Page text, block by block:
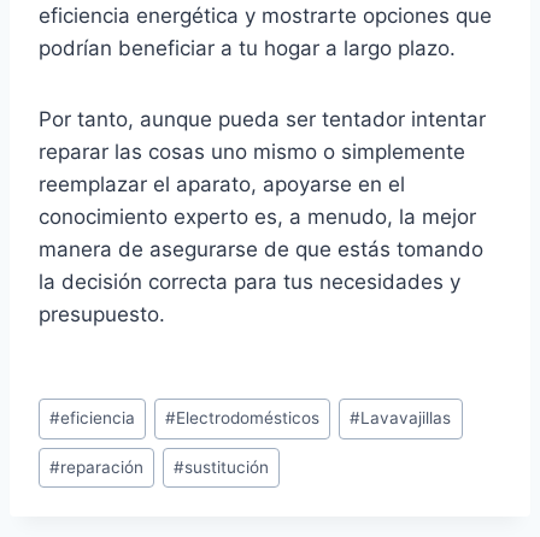
eficiencia energética y mostrarte opciones que
podrían beneficiar a tu hogar a largo plazo.
Por tanto, aunque pueda ser tentador intentar
reparar las cosas uno mismo o simplemente
reemplazar el aparato, apoyarse en el
conocimiento experto es, a menudo, la mejor
manera de asegurarse de que estás tomando
la decisión correcta para tus necesidades y
presupuesto.
Etiquetas
de
la
#eficiencia #Electrodomésticos #Lavavajillas
#reparación #sustitución